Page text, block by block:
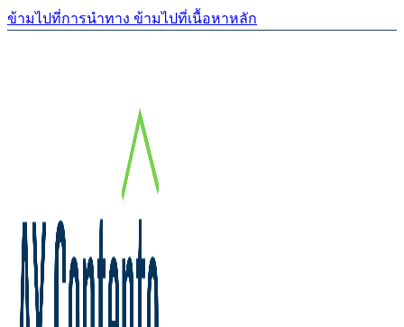
ข้ามไปที่การนำทาง ข้ามไปที่เนื้อหาหลัก